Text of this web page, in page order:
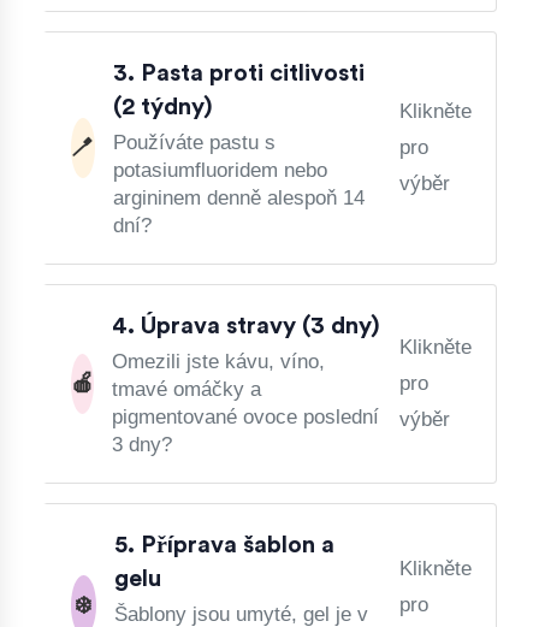
🪥
3. Pasta proti citlivosti
(2 týdny)
Používáte pastu s
potasiumfluoridem nebo
argininem denně alespoň 14
dní?
Klikněte
pro
výběr
🍎
4. Úprava stravy (3 dny)
Omezili jste kávu, víno,
tmavé omáčky a
pigmentované ovoce poslední
3 dny?
Klikněte
pro
výběr
❄️
5. Příprava šablon a
gelu
Šablony jsou umyté, gel je v
Klikněte
pro